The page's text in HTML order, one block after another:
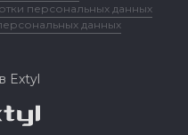
персональных данных
данных
Extyl